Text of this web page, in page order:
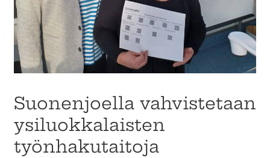
Suonenjoella vahvistetaan
ysiluokkalaisten
työnhakutaitoja